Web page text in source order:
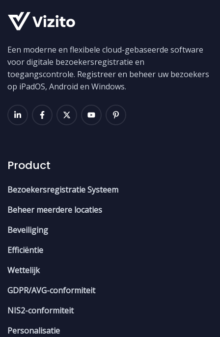
Een moderne en flexibele cloud-gebaseerde software
voor digitale bezoekersregistratie en
toegangscontrole. Registreer en beheer uw bezoekers
op iPadOS, Android en Windows.
Product
Bezoekersregistratie Systeem
Beheer meerdere locaties
Beveiliging
Efficiëntie
Wettelijk
GDPR/AVG-conformiteit
NIS2-conformiteit
Personalisatie